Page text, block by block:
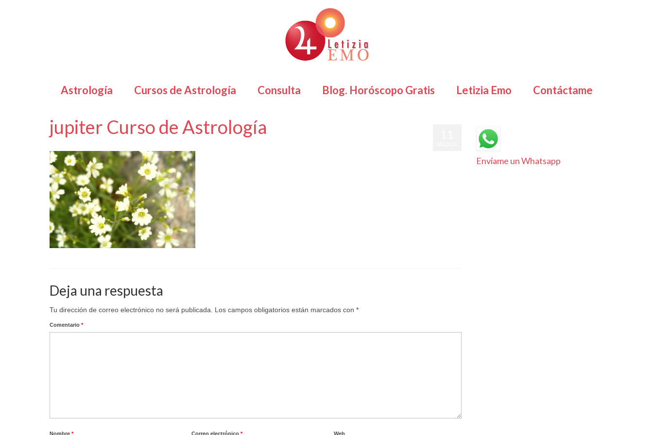
Astrología Cursos de Astrología Consulta Blog. Horóscopo Gratis Letizia Emo Contáctame
jupiter Curso de Astrología
Deja una respuesta
Tu dirección de correo electrónico no será publicada. Los campos obligatorios están marcados con *
Comentario *
Nombre * Correo electrónico* Web
Envíame un Whatsapp